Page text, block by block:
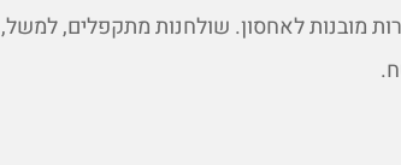
מובנות לאחסון. שולחנות מתקפלים, למשל,